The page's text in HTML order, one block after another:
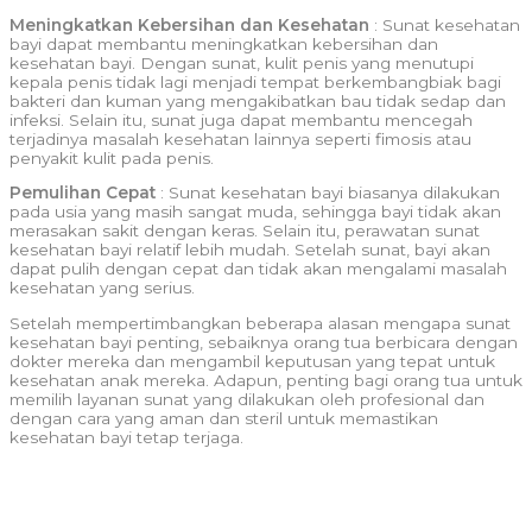
Meningkatkan Kebersihan dan Kesehatan : Sunat kesehatan
bayi dapat membantu meningkatkan kebersihan dan
kesehatan bayi. Dengan sunat, kulit penis yang menutupi
kepala penis tidak lagi menjadi tempat berkembangbiak bagi
bakteri dan kuman yang mengakibatkan bau tidak sedap dan
infeksi. Selain itu, sunat juga dapat membantu mencegah
terjadinya masalah kesehatan lainnya seperti fimosis atau
penyakit kulit pada penis.
Pemulihan Cepat : Sunat kesehatan bayi biasanya dilakukan
pada usia yang masih sangat muda, sehingga bayi tidak akan
merasakan sakit dengan keras. Selain itu, perawatan sunat
kesehatan bayi relatif lebih mudah. Setelah sunat, bayi akan
dapat pulih dengan cepat dan tidak akan mengalami masalah
kesehatan yang serius.
Setelah mempertimbangkan beberapa alasan mengapa sunat
kesehatan bayi penting, sebaiknya orang tua berbicara dengan
dokter mereka dan mengambil keputusan yang tepat untuk
kesehatan anak mereka. Adapun, penting bagi orang tua untuk
memilih layanan sunat yang dilakukan oleh profesional dan
dengan cara yang aman dan steril untuk memastikan
kesehatan bayi tetap terjaga.